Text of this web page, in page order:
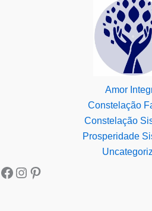
Amor
Constelação
Constelação
Prosperidade